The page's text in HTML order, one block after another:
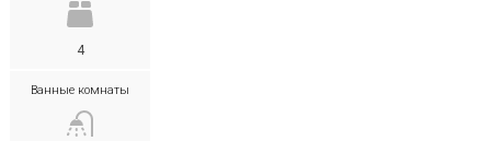
4
Ванные комнаты